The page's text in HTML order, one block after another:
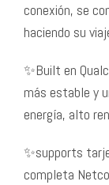
conexión, se
haciendo su
✨Built en
más estable y
energía, alto
✨supports
completa